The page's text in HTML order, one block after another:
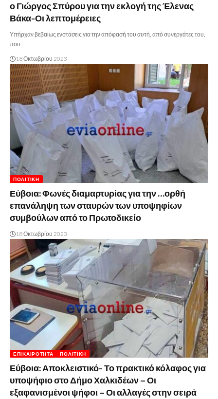
ο Γιώργος Σπύρου για την εκλογή της Έλενας
Βάκα-Οι λεπτομέρειες
Υπήρχαν βεβαίως ενστάσεις για την απόφασή του αυτή, από συνεργάτες του,
που…
18 Οκτωβρίου 2023
ΠΟΛΙΤΙΚΉ
Εύβοια: Φωνές διαμαρτυρίας για την …ορθή
επανάληψη των σταυρών των υποψηφίων
συμβούλων από το Πρωτοδικείο
18 Οκτωβρίου 2023
ΕΠΙΚΑΙΡΌΤΗΤΑ ΠΟΛΙΤΙΚΉ
Εύβοια: Αποκλειστικό- Το πρακτικό κόλαφος για
υποψήφιο στο Δήμο Χαλκιδέων – Οι
εξαφανισμένοι ψήφοι – Οι αλλαγές στην σειρά